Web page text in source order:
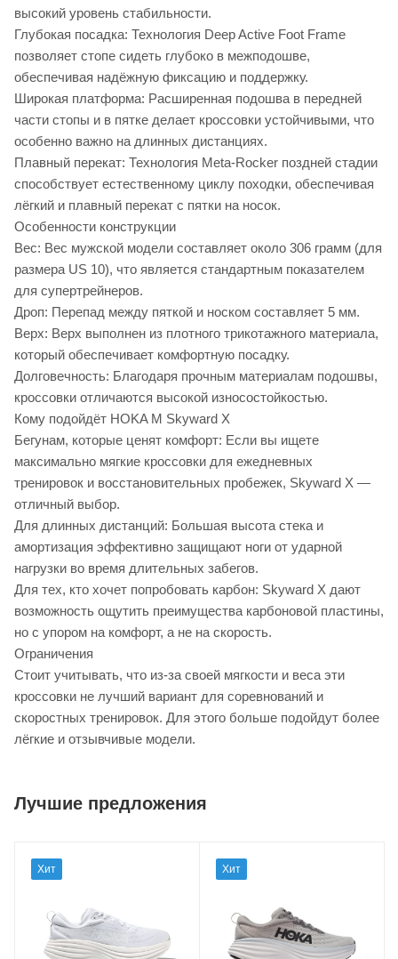
высокий уровень стабильности.
Глубокая посадка: Технология Deep Active Foot Frame
позволяет стопе сидеть глубоко в межподошве,
обеспечивая надёжную фиксацию и поддержку.
Широкая платформа: Расширенная подошва в передней
части стопы и в пятке делает кроссовки устойчивыми, что
особенно важно на длинных дистанциях.
Плавный перекат: Технология Meta-Rocker поздней стадии
способствует естественному циклу походки, обеспечивая
лёгкий и плавный перекат с пятки на носок.
Особенности конструкции
Вес: Вес мужской модели составляет около 306 грамм (для
размера US 10), что является стандартным показателем
для супертрейнеров.
Дроп: Перепад между пяткой и носком составляет 5 мм.
Верх: Верх выполнен из плотного трикотажного материала,
который обеспечивает комфортную посадку.
Долговечность: Благодаря прочным материалам подошвы,
кроссовки отличаются высокой износостойкостью.
Кому подойдёт HOKA M Skyward X
Бегунам, которые ценят комфорт: Если вы ищете
максимально мягкие кроссовки для ежедневных
тренировок и восстановительных пробежек, Skyward X —
отличный выбор.
Для длинных дистанций: Большая высота стека и
амортизация эффективно защищают ноги от ударной
нагрузки во время длительных забегов.
Для тех, кто хочет попробовать карбон: Skyward X дают
возможность ощутить преимущества карбоновой пластины,
но с упором на комфорт, а не на скорость.
Ограничения
Стоит учитывать, что из-за своей мягкости и веса эти
кроссовки не лучший вариант для соревнований и
скоростных тренировок. Для этого больше подойдут более
лёгкие и отзывчивые модели.
Лучшие предложения
Хит Хит